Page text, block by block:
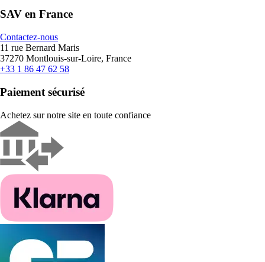
SAV en France
Contactez-nous
11 rue Bernard Maris
37270 Montlouis-sur-Loire, France
+33 1 86 47 62 58
Paiement sécurisé
Achetez sur notre site en toute confiance